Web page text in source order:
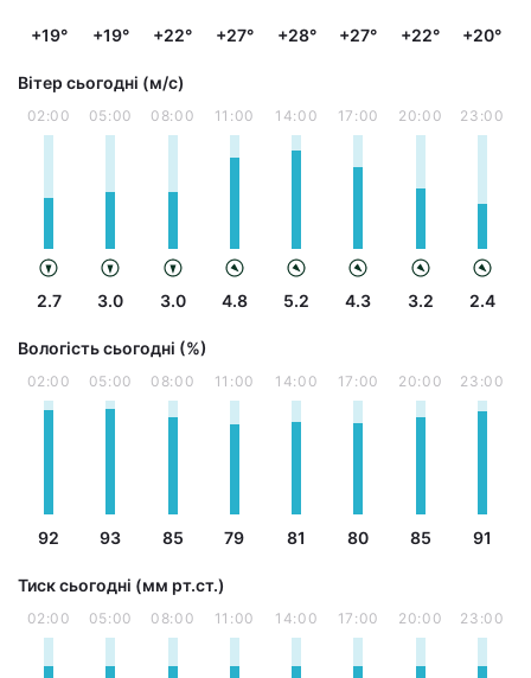
+19° +19° +22° +27° +28° +27° +22° +20°
Вітер сьогодні (м/с)
02:00
2.7
05:00
3.0
08:00
3.0
11:00
4.8
14:00
5.2
17:00
4.3
20:00
3.2
23:00
2.4
Вологість сьогодні (%)
02:00
92
05:00
93
08:00
85
11:00
79
14:00
81
17:00
80
20:00
85
23:00
91
Тиск сьогодні (мм рт.ст.)
02:00 05:00 08:00 11:00 14:00 17:00 20:00 23:00